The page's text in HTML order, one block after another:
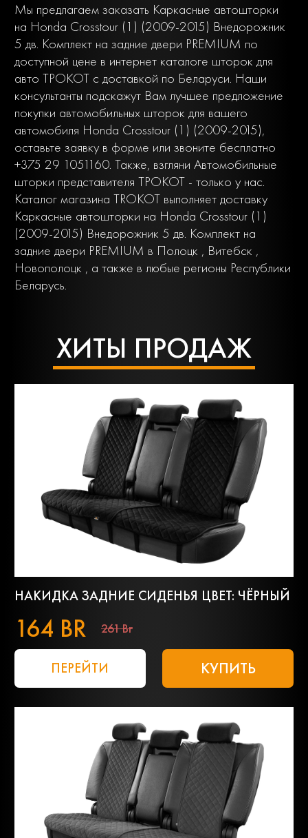
Мы предлагаем заказать Каркасные автошторки
на Honda Crosstour (1) (2009-2015) Внедорожник
5 дв. Комплект на задние двери PREMIUM по
доступной цене в интернет каталоге шторок для
авто ТРОКОТ с доставкой по Беларуси. Наши
консультанты подскажут Вам лучшее предложение
покупки автомобильных шторок для вашего
автомобиля Honda Crosstour (1) (2009-2015),
оставьте заявку в форме или звоните бесплатно
+375 29 1051160. Также, взгляни Автомобильные
шторки представителя ТРОКОТ - только у нас.
Каталог магазина TROKOT выполняет доставку
Каркасные автошторки на Honda Crosstour (1)
(2009-2015) Внедорожник 5 дв. Комплект на
задние двери PREMIUM в Полоцк , Витебск ,
Новополоцк , а также в любые регионы Республики
Беларусь.
ХИТЫ ПРОДАЖ
НАКИДКА ЗАДНИЕ СИДЕНЬЯ ЦВЕТ: ЧЁРНЫЙ
164 BR 261 Br
ПЕРЕЙТИ КУПИТЬ